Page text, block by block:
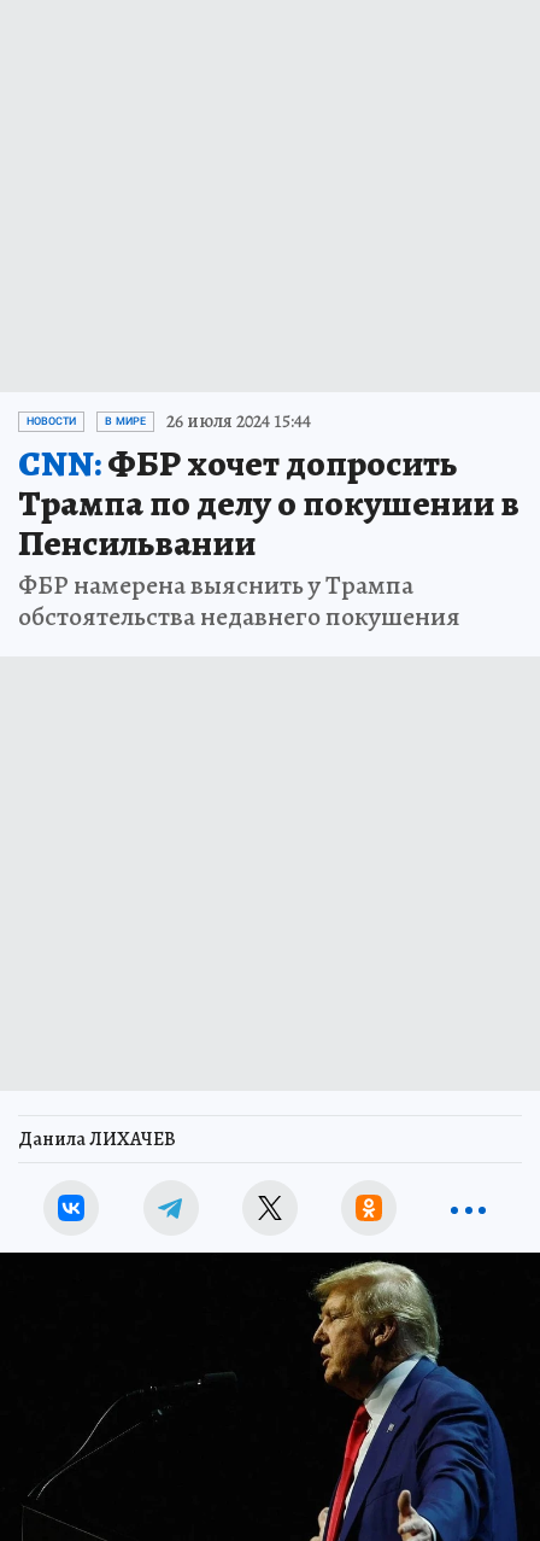
НОВОСТИ В МИРЕ 26 июля 2024 15:44
CNN:ФБР хочет допросить
Трампа по делу о покушении в
Пенсильвании
ФБР намерена выяснить у Трампа
обстоятельства недавнего покушения
Данила ЛИХАЧЕВ